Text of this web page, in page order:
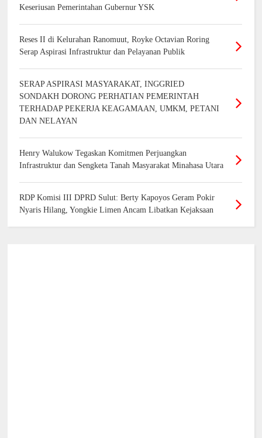
Keseriusan Pemerintahan Gubernur YSK
Reses II di Kelurahan Ranomuut, Royke Octavian Roring
Serap Aspirasi Infrastruktur dan Pelayanan Publik
SERAP ASPIRASI MASYARAKAT, INGGRIED
SONDAKH DORONG PERHATIAN PEMERINTAH
TERHADAP PEKERJA KEAGAMAAN, UMKM, PETANI
DAN NELAYAN
Henry Walukow Tegaskan Komitmen Perjuangkan
Infrastruktur dan Sengketa Tanah Masyarakat Minahasa Utara
RDP Komisi III DPRD Sulut: Berty Kapoyos Geram Pokir
Nyaris Hilang, Yongkie Limen Ancam Libatkan Kejaksaan